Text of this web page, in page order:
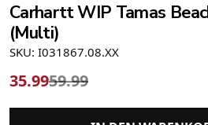
Carhartt WIP Tamas
(Multi)
SKU: I031867.08.XX
35.9959.99